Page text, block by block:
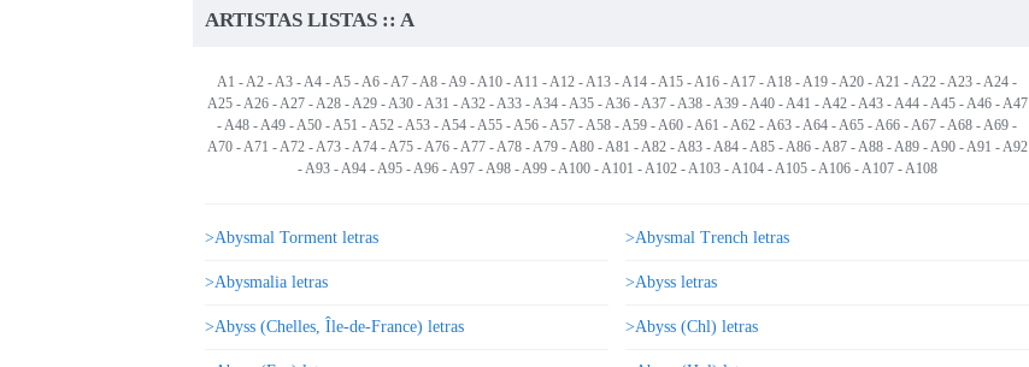
ARTISTAS LISTAS :: A
A1 -A2 -A3 -A4 -A5 -A6 -A7 -A8 -A9 -A10 -A11 -A12 - A13 -A14 -A15 -A16 -A17 -A18 -A19 -A20 -A21 -A22 -A23 -A24 -
A25-A26-A27-A28-A29-A30-A31 -A32-A33-A34-A35-A36-A37-A38-A39-A40-A41 -A42-A43-A44-A45-A46-A47
-A48 -A49 -A50 -A51 -A52 -A53 -A54 -A55 -A56 -A57 -A58 -A59 -A60 -A61 -A62 -A63 -A64 -A65 -A66 -A67 -A68 -A69 -
A70-A71 -A72-A73-A74-A75-A76-A77-A78-A79-A80-A81 -A82-A83-A84-A85-A86-A87-A88-A89-A90-A91 -A92
-A93-A94-A95-A96-A97-A98-A99-A100-A101 -A102-A103-A104-A105-A106-A107-A108
>Abysmal Torment letras >Abysmal Trench letras
>Abysmalia letras >Abyss letras
>Abyss (Chelles, Île-de-France) letras >Abyss (Chl) letras